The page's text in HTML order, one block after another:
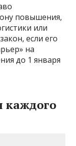
повышения,
или
если его
на
до 1 января
каждого